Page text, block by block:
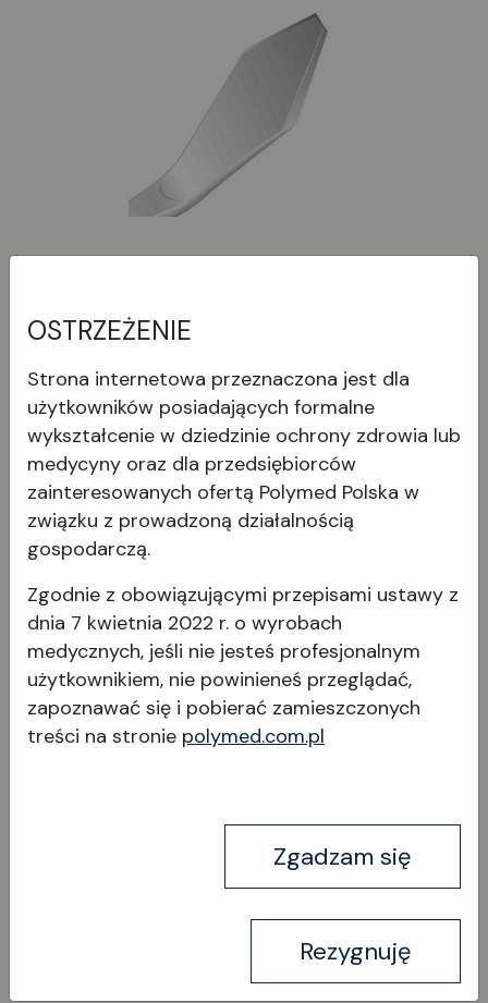
Wyświetl produkt
implantacyjne, skośne
OSTRZEŻENIE
Strona internetowa przeznaczona jest dla
użytkowników posiadających formalne
wykształcenie w dziedzinie ochrony zdrowia lub
medycyny oraz dla przedsiębiorców
zainteresowanych ofertą Polymed Polska w
związku z prowadzoną działalnością
gospodarczą.
Zgodnie z obowiązującymi przepisami ustawy z
dnia 7 kwietnia 2022 r. o wyrobach
medycznych, jeśli nie jesteś profesjonalnym
użytkownikiem, nie powinieneś przeglądać,
zapoznawać się i pobierać zamieszczonych
treści na stronie polymed.com.pl
Zgadzam się
Rezygnuję